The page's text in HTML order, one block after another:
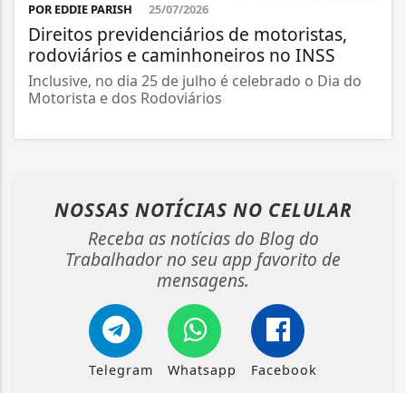
POR EDDIE PARISH 25/07/2026
Direitos previdenciários de motoristas,
rodoviários e caminhoneiros no INSS
Inclusive, no dia 25 de julho é celebrado o Dia do
Motorista e dos Rodoviários
NOSSAS NOTÍCIAS NO CELULAR
Receba as notícias do Blog do
Trabalhador no seu app favorito de
mensagens.
Telegram Whatsapp Facebook